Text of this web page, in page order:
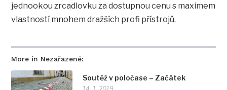
More in Nezařazené:
Soutěž v poločase – Začátek
jednookou zrcadlovku za dostupnou cenu s maximem
vlastností mnohem dražších profi přístrojů.